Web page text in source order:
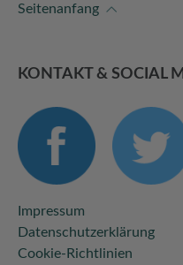
Seitenanfang
KONTAKT & SOCIAL
Impressum
Datenschutzerklärung
Cookie-Richtlinien